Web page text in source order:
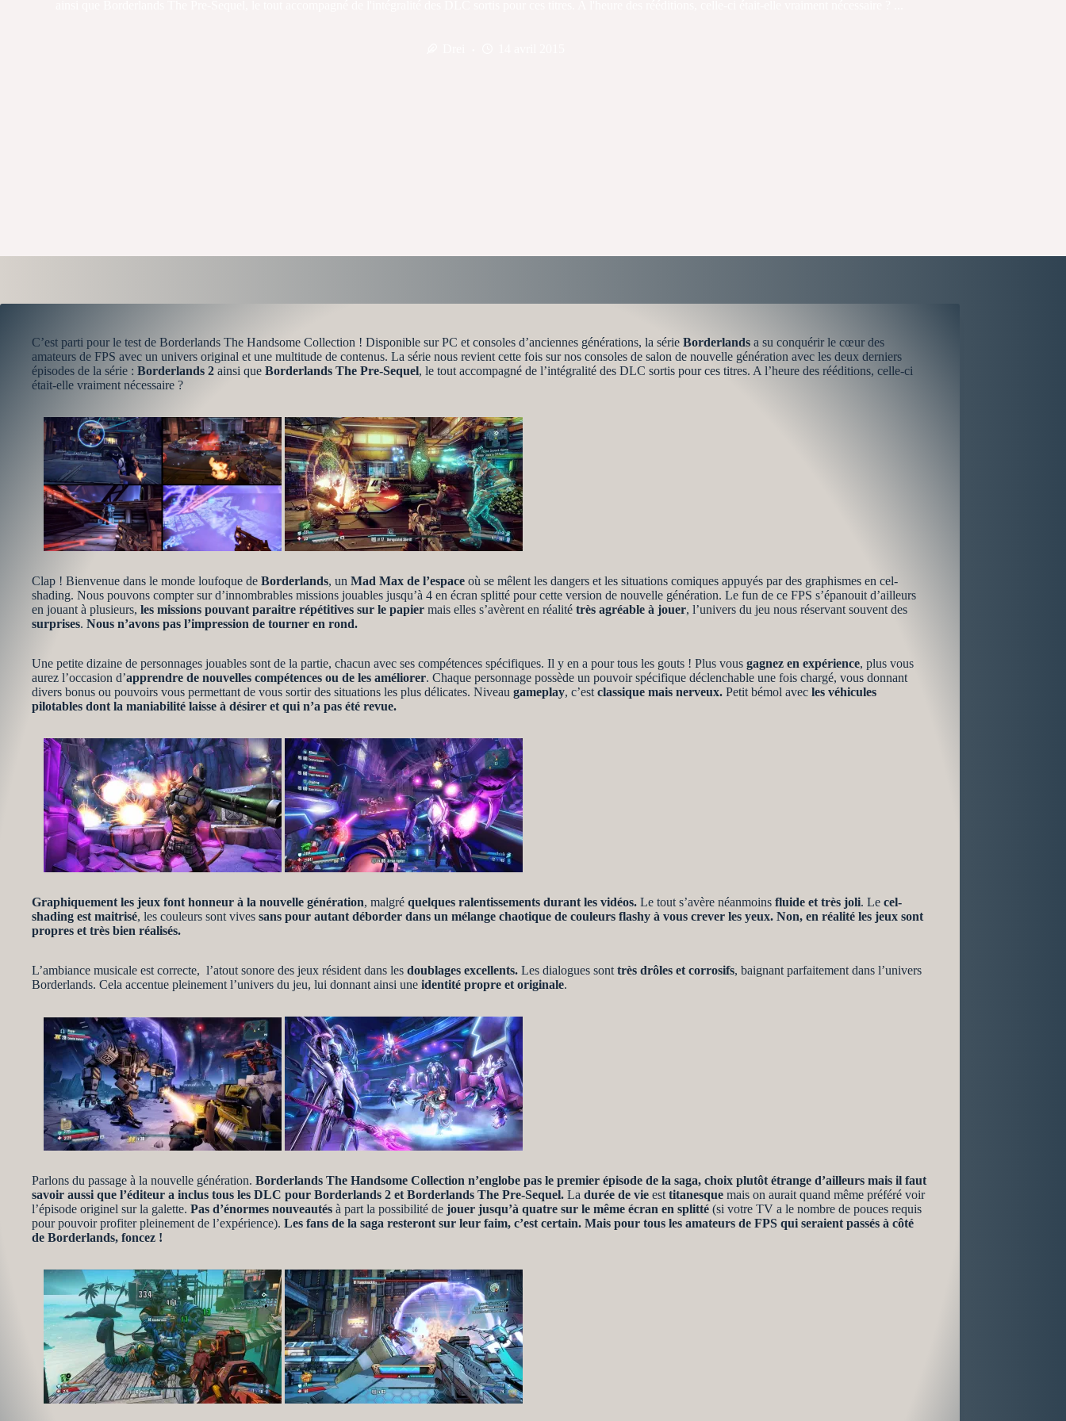
C’est parti pour le test de Borderlands The Handsome Collection ! Disponible sur PC et consoles d’anciennes générations, la série Borderlands a su conquérir le cœur des
amateurs de FPS avec un univers original et une multitude de contenus. La série nous revient cette fois sur nos consoles de salon de nouvelle génération avec les deux derniers
épisodes de la série : Borderlands 2 ainsi que Borderlands The Pre-Sequel, le tout accompagné de l’intégralité des DLC sortis pour ces titres. A l’heure des rééditions, celle-ci
était-elle vraiment nécessaire ?
Clap ! Bienvenue dans le monde loufoque de Borderlands, un Mad Max de l’espace où se mêlent les dangers et les situations comiques appuyés par des graphismes en cel-
shading. Nous pouvons compter sur d’innombrables missions jouables jusqu’à 4 en écran splitté pour cette version de nouvelle génération. Le fun de ce FPS s’épanouit d’ailleurs
en jouant à plusieurs, les missions pouvant paraitre répétitives sur le papier mais elles s’avèrent en réalité très agréable à jouer, l’univers du jeu nous réservant souvent des
surprises. Nous n’avons pas l’impression de tourner en rond.
Une petite dizaine de personnages jouables sont de la partie, chacun avec ses compétences spécifiques. Il y en a pour tous les gouts ! Plus vous gagnez en expérience, plus vous
aurez l’occasion d’apprendre de nouvelles compétences ou de les améliorer. Chaque personnage possède un pouvoir spécifique déclenchable une fois chargé, vous donnant
divers bonus ou pouvoirs vous permettant de vous sortir des situations les plus délicates. Niveau gameplay, c’est classique mais nerveux. Petit bémol avec les véhicules
pilotables dont la maniabilité laisse à désirer et qui n’a pas été revue.
Graphiquement les jeux font honneur à la nouvelle génération, malgré quelques ralentissements durant les vidéos. Le tout s’avère néanmoins fluide et très joli. Le cel-
shading est maitrisé, les couleurs sont vives sans pour autant déborder dans un mélange chaotique de couleurs flashy à vous crever les yeux. Non, en réalité les jeux sont
propres et très bien réalisés.
L’ambiance musicale est correcte, l’atout sonore des jeux résident dans les doublages excellents. Les dialogues sont très drôles et corrosifs, baignant parfaitement dans l’univers
Borderlands. Cela accentue pleinement l’univers du jeu, lui donnant ainsi une identité propre et originale.
Parlons du passage à la nouvelle génération. Borderlands The Handsome Collection n’englobe pas le premier épisode de la saga, choix plutôt étrange d’ailleurs mais il faut
savoir aussi que l’éditeur a inclus tous les DLC pour Borderlands 2 et Borderlands The Pre-Sequel. La durée de vie est titanesque mais on aurait quand même préféré voir
l’épisode originel sur la galette. Pas d’énormes nouveautés à part la possibilité de jouer jusqu’à quatre sur le même écran en splitté (si votre TV a le nombre de pouces requis
pour pouvoir profiter pleinement de l’expérience). Les fans de la saga resteront sur leur faim, c’est certain. Mais pour tous les amateurs de FPS qui seraient passés à côté
de Borderlands, foncez !